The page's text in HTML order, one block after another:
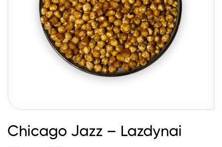
Chicago Jazz – Lazdynai